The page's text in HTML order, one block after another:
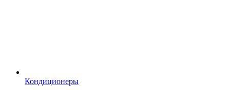
Кондиционеры